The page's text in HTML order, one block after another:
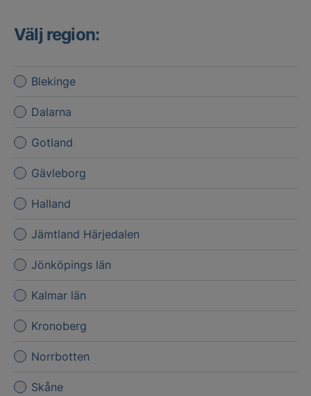
Välj region:
Blekinge
Dalarna
Gotland
Gävleborg
Halland
Jämtland Härjedalen
Jönköpings län
Kalmar län
Kronoberg
Norrbotten
Skåne